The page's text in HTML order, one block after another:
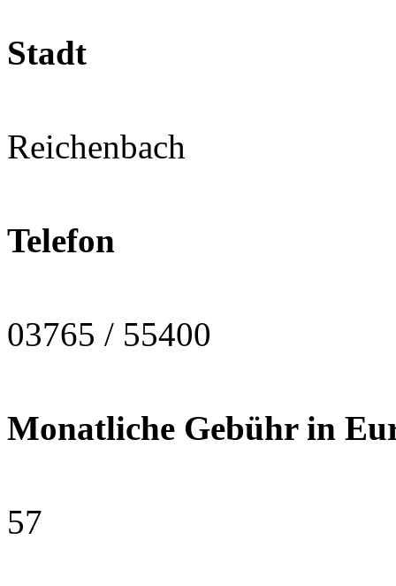
Stadt
Reichenbach
Telefon
03765 / 55400
Monatliche Gebühr in
57